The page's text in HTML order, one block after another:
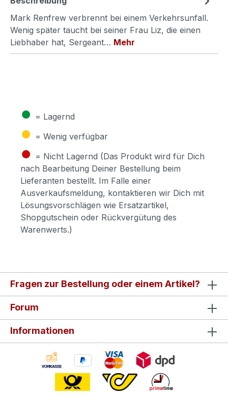
Mark Renfrew verbrennt bei einem Verkehrsunfall.
Wenig später taucht bei seiner Frau Liz, die einen
Liebhaber hat, Sergeant… Mehr
● = Lagernd
● = Wenig verfügbar
● = Nicht Lagernd (Das Produkt wird für Dich
nach Bearbeitung Deiner Bestellung beim
Lieferanten bestellt. Im Falle einer
Ausverkaufsmeldung, kontaktieren wir Dich mit
Lösungsvorschlägen wie Ersatzartikel,
Shopgutschein oder Rückvergütung des
Warenwerts.)
Fragen zur Bestellung oder einem Artikel?
Forum
Informationen